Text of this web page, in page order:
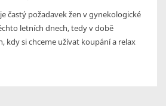
častý požadavek žen v gynekologické
letních dnech, tedy v době
kdy si chceme užívat koupání a relax